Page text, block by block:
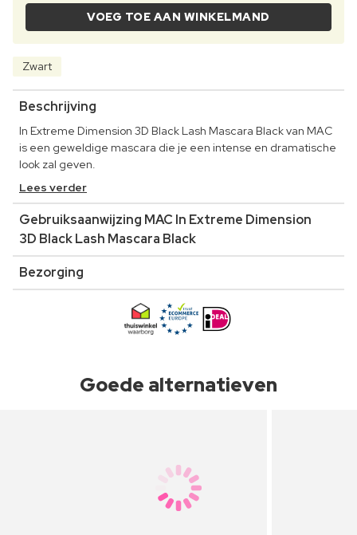
VOEG TOE AAN WINKELMAND
Zwart
Beschrijving
In Extreme Dimension 3D Black Lash Mascara Black van MAC
is een geweldige mascara die je een intense en dramatische
look zal geven.
Lees verder
Gebruiksaanwijzing MAC In Extreme Dimension
3D Black Lash Mascara Black
Bezorging
Goede alternatieven